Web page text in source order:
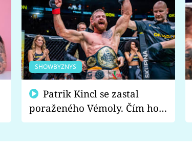
SHOWBYZNYS
poraženého Vémoly. Čím ho
fanoušci naštvali?